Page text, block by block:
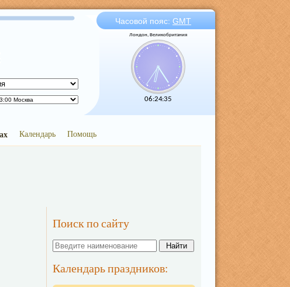
Часовой пояс: GMT
Лондон, Великобритания
06:24:35
Календарь Помощь
Поиск по сайту
Календарь праздников: